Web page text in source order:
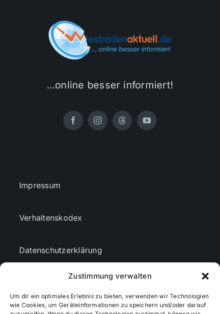
Zustimmung verwalten
Um dir ein optimales Erlebnis zu bieten, verwenden wir Technologien
wie Cookies, um Geräteinformationen zu speichern und/oder darauf
…online besser informiert!
Impressum
Verhaltenskodex
Datenschutzerklärung